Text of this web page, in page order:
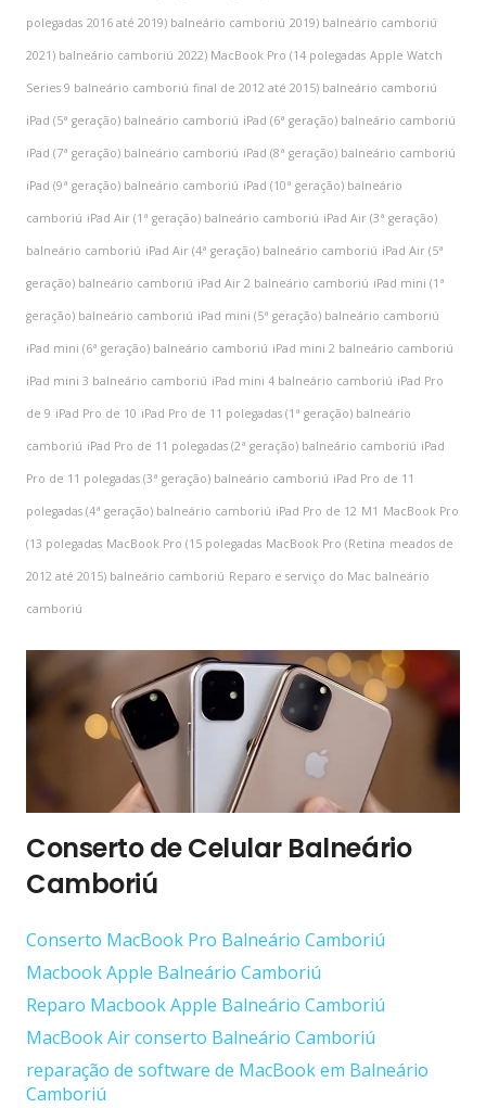
polegadas 2016 até 2019) balneário camboriú 2019) balneário camboriú
2021) balneário camboriú 2022) MacBook Pro (14 polegadas Apple Watch
Series 9 balneário camboriú final de 2012 até 2015) balneário camboriú
iPad (5ª geração) balneário camboriú iPad (6ª geração) balneário camboriú
iPad (7ª geração) balneário camboriú iPad (8ª geração) balneário camboriú
iPad (9ª geração) balneário camboriú iPad (10ª geração) balneário
camboriú iPad Air (1ª geração) balneário camboriú iPad Air (3ª geração)
balneário camboriú iPad Air (4ª geração) balneário camboriú iPad Air (5ª
geração) balneário camboriú iPad Air 2 balneário camboriú iPad mini (1ª
geração) balneário camboriú iPad mini (5ª geração) balneário camboriú
iPad mini (6ª geração) balneário camboriú iPad mini 2 balneário camboriú
iPad mini 3 balneário camboriú iPad mini 4 balneário camboriú iPad Pro
de 9 iPad Pro de 10 iPad Pro de 11 polegadas (1ª geração) balneário
camboriú iPad Pro de 11 polegadas (2ª geração) balneário camboriú iPad
Pro de 11 polegadas (3ª geração) balneário camboriú iPad Pro de 11
polegadas (4ª geração) balneário camboriú iPad Pro de 12 M1 MacBook Pro
(13 polegadas MacBook Pro (15 polegadas MacBook Pro (Retina meados de
2012 até 2015) balneário camboriú Reparo e serviço do Mac balneário
camboriú
Conserto de Celular Balneário
Camboriú
Conserto ‎MacBook Pro Balneário Camboriú
Macbook Apple Balneário Camboriú
Reparo Macbook Apple Balneário Camboriú
MacBook Air conserto Balneário Camboriú
reparação de software de MacBook em Balneário
Camboriú